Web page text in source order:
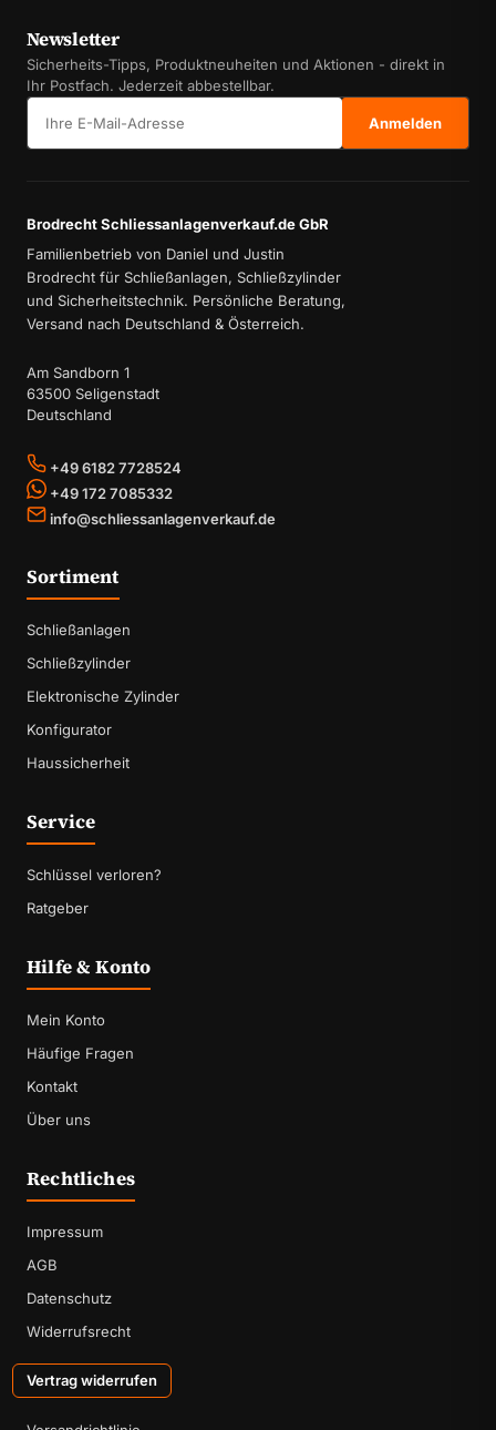
Newsletter
Sicherheits-Tipps, Produktneuheiten und Aktionen - direkt in
Ihr Postfach. Jederzeit abbestellbar.
Anmelden
Brodrecht Schliessanlagenverkauf.de GbR
Familienbetrieb von Daniel und Justin
Brodrecht für Schließanlagen, Schließzylinder
und Sicherheitstechnik. Persönliche Beratung,
Versand nach Deutschland & Österreich.
Am Sandborn 1
63500 Seligenstadt
Deutschland
+49 6182 7728524
+49 172 7085332
info@schliessanlagenverkauf.de
Sortiment
Schließanlagen
Schließzylinder
Elektronische Zylinder
Konfigurator
Haussicherheit
Service
Schlüssel verloren?
Ratgeber
Hilfe & Konto
Mein Konto
Häufige Fragen
Kontakt
Über uns
Rechtliches
Impressum
AGB
Datenschutz
Widerrufsrecht
Vertrag widerrufen